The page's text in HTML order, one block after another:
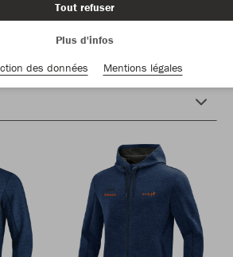
Nouveautés
PLUS DE FILTRES
Tout refuser
Plus d'infos
des données
Mentions légales